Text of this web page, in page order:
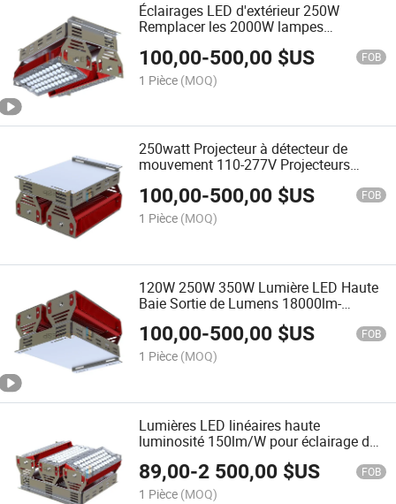
Éclairages LED d'extérieur 250W
Remplacer les 2000W lampes
lumineuse 145lm/W projecteur
100,00-500,00 $US FOB
1 Pièce (MOQ)
250watt Projecteur à détecteur de
mouvement 110-277V Projecteurs
d'entrepôt étanches IP65
100,00-500,00 $US FOB
1 Pièce (MOQ)
120W 250W 350W Lumière LED Haute
Baie Sortie de Lumens 18000lm-
52500lm Lumières Inondation
Industrielles de Site de Travail 100-
277V 50/60Hz Royaume-Uni
100,00-500,00 $US FOB
1 Pièce (MOQ)
Lumières LED linéaires haute
luminosité 150lm/W pour éclairage de
grange à bestiaux, cadre en acier
inoxydable 220V 50Hz Royaume-Uni
89,00-2 500,00 $US FOB
1 Pièce (MOQ)